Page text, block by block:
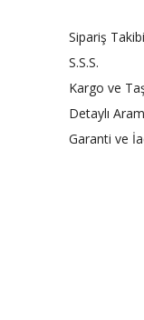
Sipariş Takibi
S.S.S.
Kargo ve
Detaylı
Garanti ve